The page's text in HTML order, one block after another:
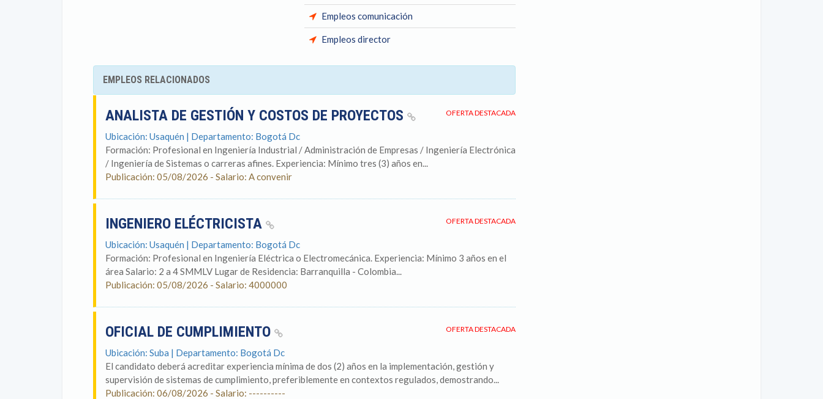
Empleos comunicación
Empleos director
EMPLEOS RELACIONADOS
OFERTA DESTACADA
ANALISTA DE GESTIÓN Y COSTOS DE PROYECTOS
Ubicación: Usaquén | Departamento: Bogotá Dc
Formación: Profesional en Ingeniería Industrial / Administración de Empresas / Ingeniería Electrónica
/ Ingeniería de Sistemas o carreras afines. Experiencia: Mínimo tres (3) años en...
Publicación: 05/08/2026 - Salario: A convenir
OFERTA DESTACADA
INGENIERO ELÉCTRICISTA
Ubicación: Usaquén | Departamento: Bogotá Dc
Formación: Profesional en Ingeniería Eléctrica o Electromecánica. Experiencia: Mínimo 3 años en el
área Salario: 2 a 4 SMMLV Lugar de Residencia: Barranquilla - Colombia...
Publicación: 05/08/2026 - Salario: 4000000
OFERTA DESTACADA
OFICIAL DE CUMPLIMIENTO
Ubicación: Suba | Departamento: Bogotá Dc
El candidato deberá acreditar experiencia mínima de dos (2) años en la implementación, gestión y
supervisión de sistemas de cumplimiento, preferiblemente en contextos regulados, demostrando...
Publicación: 06/08/2026 - Salario: ----------